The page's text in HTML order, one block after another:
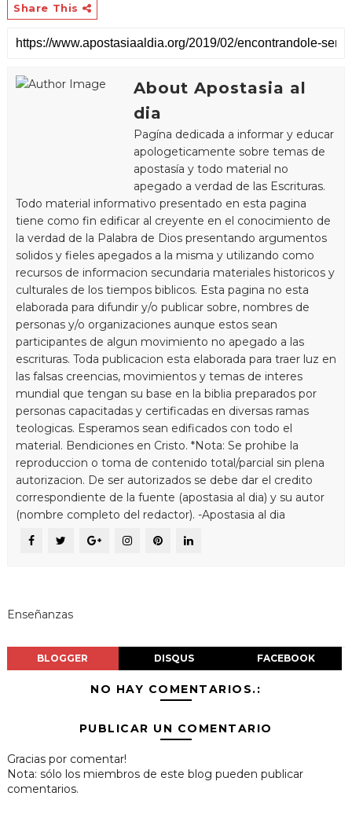
Share This
About Apostasia al
dia
Pagína dedicada a informar y educar
apologeticamente sobre temas de
apostasía y todo material no
apegado a verdad de las Escrituras.
Todo material informativo presentado en esta pagina
tiene como fin edificar al creyente en el conocimiento de
la verdad de la Palabra de Dios presentando argumentos
solidos y fieles apegados a la misma y utilizando como
recursos de informacion secundaria materiales historicos y
culturales de los tiempos biblicos. Esta pagina no esta
elaborada para difundir y/o publicar sobre, nombres de
personas y/o organizaciones aunque estos sean
participantes de algun movimiento no apegado a las
escrituras. Toda publicacion esta elaborada para traer luz en
las falsas creencias, movimientos y temas de interes
mundial que tengan su base en la biblia preparados por
personas capacitadas y certificadas en diversas ramas
teologicas. Esperamos sean edificados con todo el
material. Bendiciones en Cristo. *Nota: Se prohibe la
reproduccion o toma de contenido total/parcial sin plena
autorizacion. De ser autorizados se debe dar el credito
correspondiente de la fuente (apostasia al dia) y su autor
(nombre completo del redactor). -Apostasia al dia
Enseñanzas
BLOGGER DISQUS FACEBOOK
NO HAY COMENTARIOS.:
PUBLICAR UN COMENTARIO
Gracias por comentar!
Nota: sólo los miembros de este blog pueden publicar
comentarios.